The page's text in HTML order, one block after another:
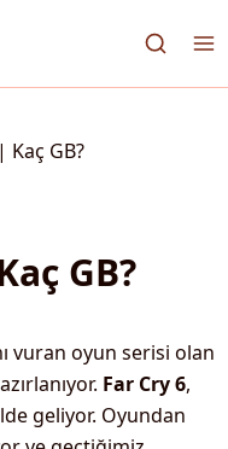
GB?
vuran oyun serisi olan
Far Cry 6,
geliyor. Oyundan